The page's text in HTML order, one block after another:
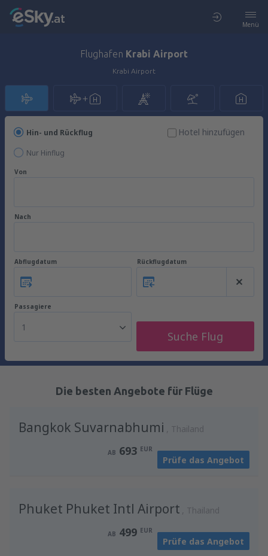
Menü
Flughafen Krabi Airport
Krabi Airport
Hin- und Rückflug
Nur Hinflug
Hotel hinzufügen
Von
Nach
Abflugdatum Rückflugdatum
Passagiere
1
Suche Flug
Die besten Angebote für Flüge
Bangkok Suvarnabhumi Thailand
AB 693 EUR
Prüfe das Angebot
Phuket Phuket Intl Airport Thailand
AB 499 EUR
Prüfe das Angebot